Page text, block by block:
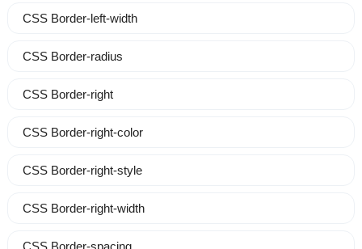
CSS Border-left-width
CSS Border-radius
CSS Border-right
CSS Border-right-color
CSS Border-right-style
CSS Border-right-width